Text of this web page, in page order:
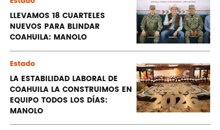
LLEVAMOS 18 CUARTELES
NUEVOS PARA BLINDAR
COAHUILA: MANOLO
Estado
LA ESTABILIDAD LABORAL DE
COAHUILA LA CONSTRUIMOS EN
EQUIPO TODOS LOS DÍAS:
MANOLO